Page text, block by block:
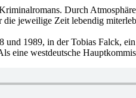
Durch
jeweilige Zeit lebendig
1989, in der Tobias Falck,
eine westdeutsche